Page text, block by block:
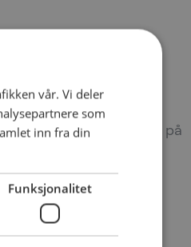
din virksomhet er synlig på
for å identifisere
vår. Vi deler
som
inn fra din
Funksjonalitet